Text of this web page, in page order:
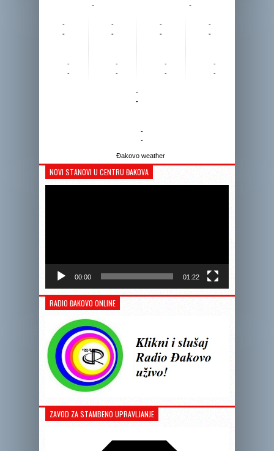
-
-
-
-
-
-
-
-
-
-
-
-
-
-
-
-
-
-
-
-
-
-
Đakovo weather
NOVI STANOVI U CENTRU ĐAKOVA
00:00 01:22
RADIO ĐAKOVO ONLINE
ZAVOD ZA STAMBENO UPRAVLJANJE